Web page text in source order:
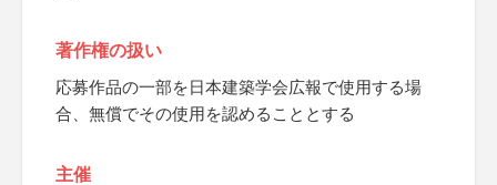
著作権の扱い
応募作品の一部を日本建築学会広報で使用する場
合、無償でその使用を認めることとする
主催